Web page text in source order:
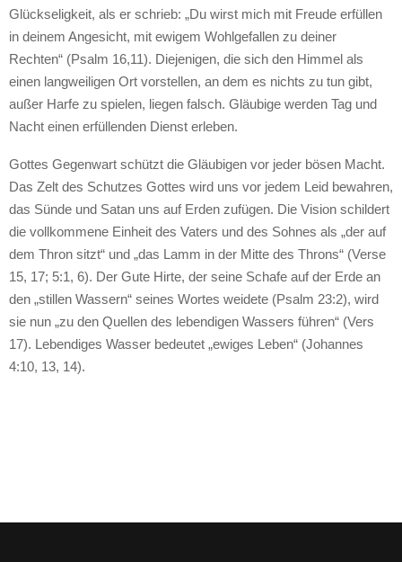
Glückseligkeit, als er schrieb: „Du wirst mich mit Freude erfüllen
in deinem Angesicht, mit ewigem Wohlgefallen zu deiner
Rechten“ (Psalm 16,11). Diejenigen, die sich den Himmel als
einen langweiligen Ort vorstellen, an dem es nichts zu tun gibt,
außer Harfe zu spielen, liegen falsch. Gläubige werden Tag und
Nacht einen erfüllenden Dienst erleben.
Gottes Gegenwart schützt die Gläubigen vor jeder bösen Macht.
Das Zelt des Schutzes Gottes wird uns vor jedem Leid bewahren,
das Sünde und Satan uns auf Erden zufügen. Die Vision schildert
die vollkommene Einheit des Vaters und des Sohnes als „der auf
dem Thron sitzt“ und „das Lamm in der Mitte des Throns“ (Verse
15, 17; 5:1, 6). Der Gute Hirte, der seine Schafe auf der Erde an
den „stillen Wassern“ seines Wortes weidete (Psalm 23:2), wird
sie nun „zu den Quellen des lebendigen Wassers führen“ (Vers
17). Lebendiges Wasser bedeutet „ewiges Leben“ (Johannes
4:10, 13, 14).